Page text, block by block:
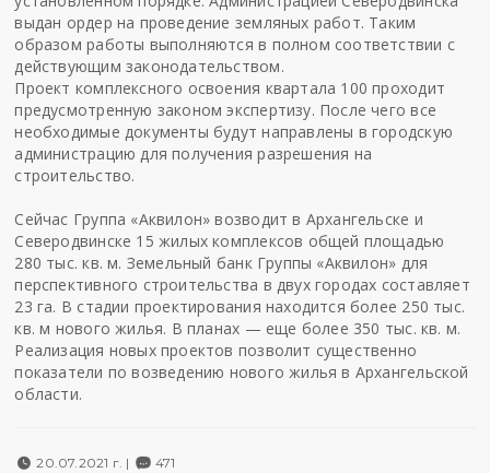
выдан ордер на проведение земляных работ. Таким
образом работы выполняются в полном соответствии с
действующим законодательством.
Проект комплексного освоения квартала 100 проходит
предусмотренную законом экспертизу. После чего все
необходимые документы будут направлены в городскую
администрацию для получения разрешения на
строительство.
Сейчас Группа «Аквилон» возводит в Архангельске и
Северодвинске 15 жилых комплексов общей площадью
280 тыс. кв. м. Земельный банк Группы «Аквилон» для
перспективного строительства в двух городах составляет
23 га. В стадии проектирования находится более 250 тыс.
кв. м нового жилья. В планах — еще более 350 тыс. кв. м.
Реализация новых проектов позволит существенно
показатели по возведению нового жилья в Архангельской
области.
20.07.2021 г. | 471